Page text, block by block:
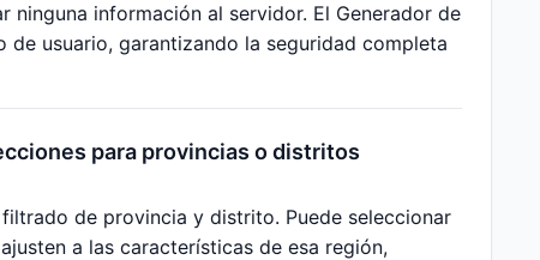
información al servidor. El Generador de
de usuario, garantizando la seguridad completa
para provincias o distritos
de provincia y distrito. Puede seleccionar
a las características de esa región,